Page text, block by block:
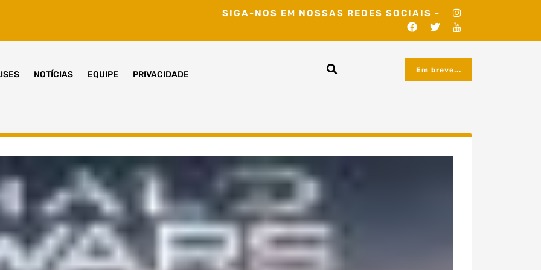
SIGA-NOS EM NOSSAS REDES SOCIAIS -
NOTÍCIAS EQUIPE PRIVACIDADE Em breve...